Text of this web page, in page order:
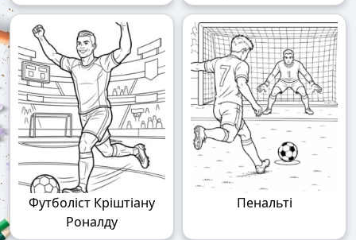
Футболіст Кріштіану
Роналду
Пенальті